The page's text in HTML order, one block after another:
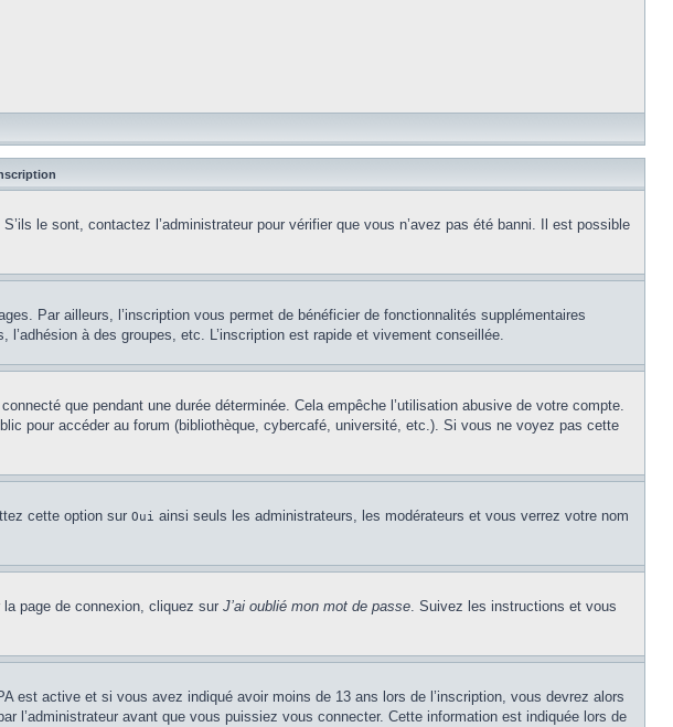
le sont, contactez l’administrateur pour vérifier que vous n’avez pas été banni. Il est possible
Par ailleurs, l’inscription vous permet de bénéficier de fonctionnalités supplémentaires
à des groupes, etc. L’inscription est rapide et vivement conseillée.
que pendant une durée déterminée. Cela empêche l’utilisation abusive de votre compte.
pour accéder au forum (bibliothèque, cybercafé, université, etc.). Si vous ne voyez pas cette
cette option sur Oui ainsi seuls les administrateurs, les modérateurs et vous verrez votre nom
page de connexion, cliquez sur J’ai oublié mon mot de passe. Suivez les instructions et vous
est active et si vous avez indiqué avoir moins de 13 ans lors de l’inscription, vous devrez alors
avant que vous puissiez vous connecter. Cette information est indiquée lors de